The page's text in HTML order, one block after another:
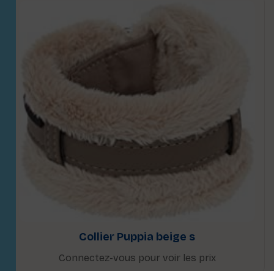
Collier Puppia beige s
Connectez-vous pour voir les prix